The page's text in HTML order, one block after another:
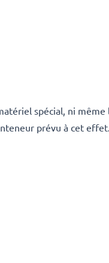
spécial, ni
prévu à cet effet.